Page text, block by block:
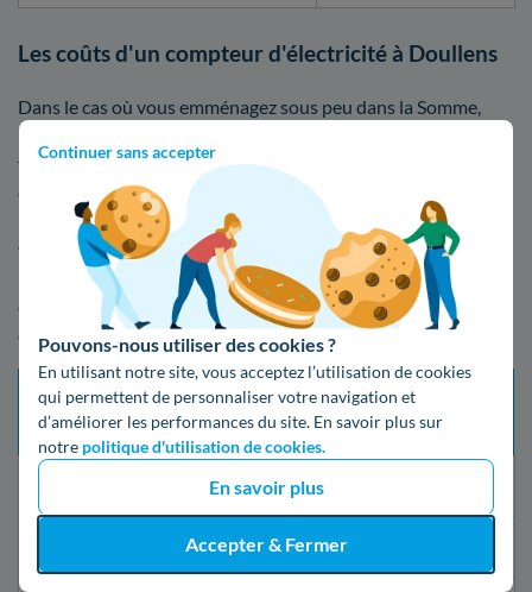
Continuer sans accepter
Pouvons-nous utiliser des cookies ?
En utilisant notre site, vous acceptez l’utilisation de cookies
qui permettent de personnaliser votre navigation et
d’améliorer les performances du site. En savoir plus sur
notre politique d'utilisation de cookies.
En savoir plus
Accepter & Fermer
Les coûts d'un compteur d'électricité à Doullens
Dans le cas où vous emménagez sous peu dans la Somme,
nous vous conseillons de vous y prendre rapidement pour
faire installer l'électricité chez vous. Quelques jours, voire
quelques semaines, peuvent être nécessaires avant de
pouvoir être raccordé à l'électricité après la mise en route de
votre compteur à Doullens. Nous vous avons regroupé dans
la grille ci-dessous les divers coûts qui existent selon les
diverses installations pour une mise en route de votre
compteur d'électricité:
Type de mise en service
Délai d’intervention
maximum
Changement de fournisseur 21 jours
Mise en service standard 5 jours ouvrés